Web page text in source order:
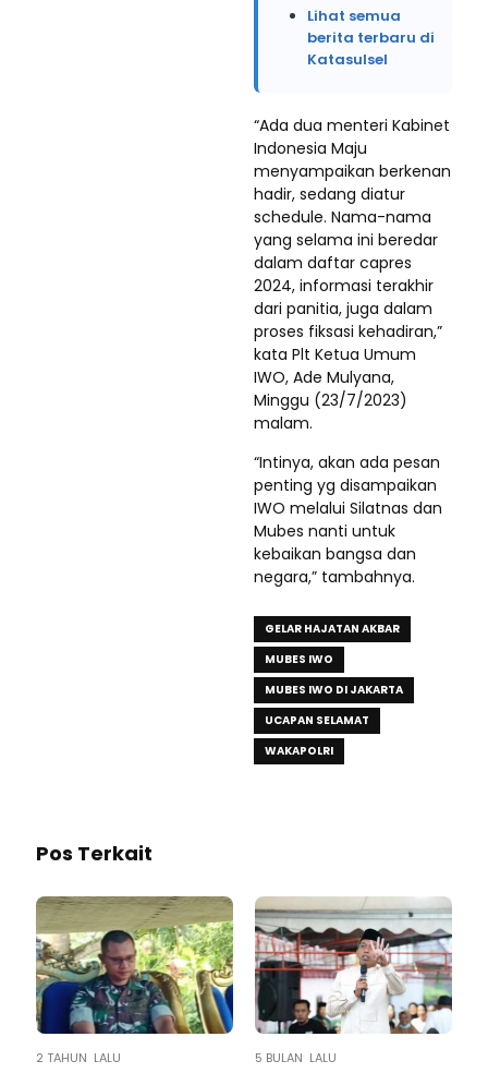
Lihat semua
berita terbaru di
Katasulsel
“Ada dua menteri Kabinet
Indonesia Maju
menyampaikan berkenan
hadir, sedang diatur
schedule. Nama-nama
yang selama ini beredar
dalam daftar capres
2024, informasi terakhir
dari panitia, juga dalam
proses fiksasi kehadiran,”
kata Plt Ketua Umum
IWO, Ade Mulyana,
Minggu (23/7/2023)
malam.
“Intinya, akan ada pesan
penting yg disampaikan
IWO melalui Silatnas dan
Mubes nanti untuk
kebaikan bangsa dan
negara,” tambahnya.
GELAR HAJATAN AKBAR
MUBES IWO
MUBES IWO DI JAKARTA
UCAPAN SELAMAT
WAKAPOLRI
Pos Terkait
2 TAHUN LALU 5 BULAN LALU